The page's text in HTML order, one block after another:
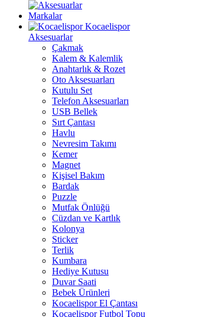
Markalar
Kocaelispor
Aksesuarlar
Çakmak
Kalem & Kalemlik
Anahtarlık & Rozet
Oto Aksesuarları
Kutulu Set
Telefon Aksesuarları
USB Bellek
Sırt Çantası
Havlu
Nevresim Takımı
Kemer
Magnet
Kişisel Bakım
Bardak
Puzzle
Mutfak Önlüğü
Cüzdan ve Kartlık
Kolonya
Sticker
Terlik
Kumbara
Hediye Kutusu
Duvar Saati
Bebek Ürünleri
Kocaelispor El Çantası
Kocaelispor Futbol Topu